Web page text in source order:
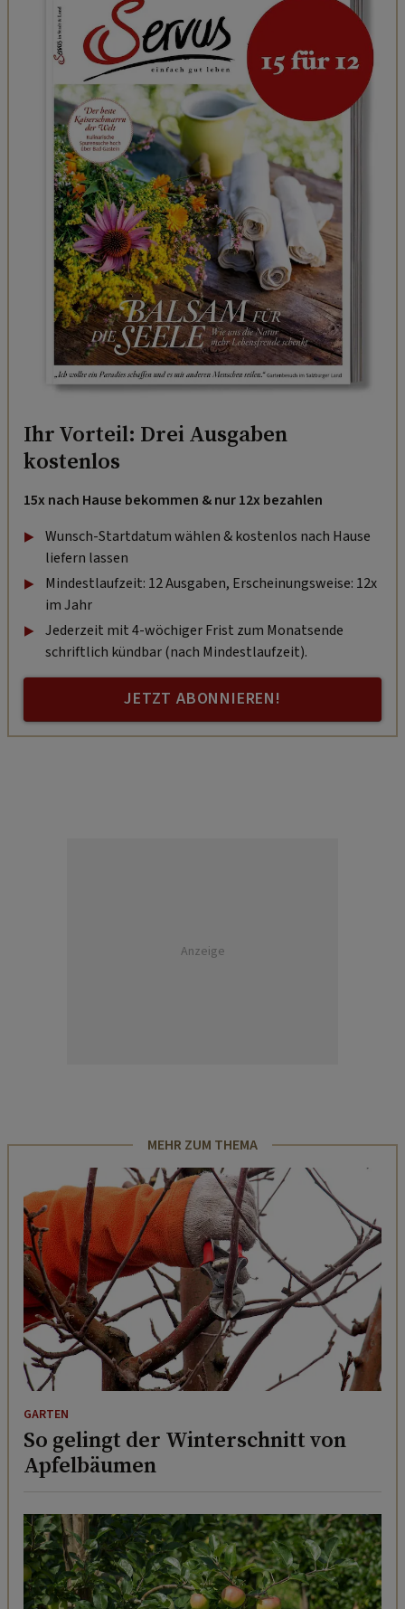
Ihr Vorteil: Drei Ausgaben
kostenlos
15x nach Hause bekommen & nur 12x bezahlen
Wunsch-Startdatum wählen & kostenlos nach Hause
liefern lassen
Mindestlaufzeit: 12 Ausgaben, Erscheinungsweise: 12x
im Jahr
Jederzeit mit 4-wöchiger Frist zum Monatsende
schriftlich kündbar (nach Mindestlaufzeit).
JETZT ABONNIEREN!
Anzeige
MEHR ZUM THEMA
GARTEN
So gelingt der Winterschnitt von
Apfelbäumen